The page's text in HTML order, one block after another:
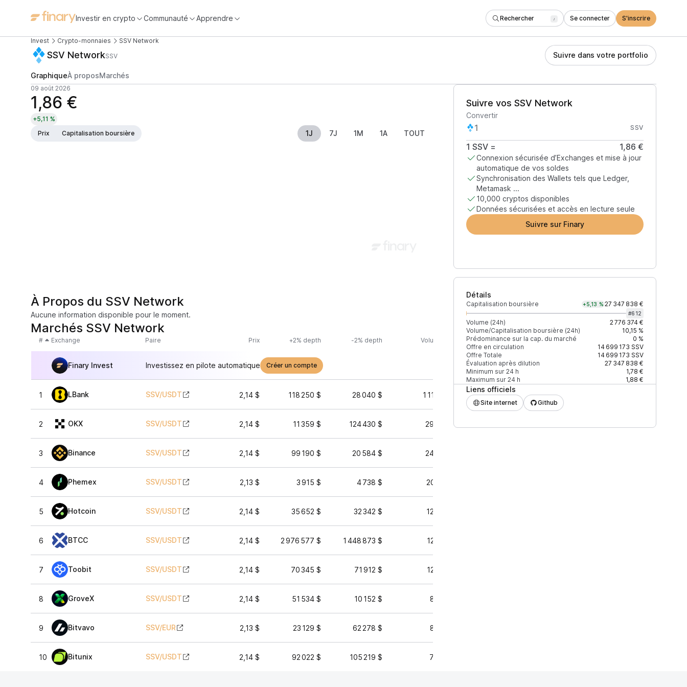
Investir en crypto Communauté Apprendre Rechercher / Se connecter S'inscrire
Invest Crypto-monnaies SSV Network
SSV NetworkSSV Suivre dans votre portfolio
GraphiqueÀ proposMarchés
09 août 2026
1,86 €
+5,11 %
Prix
Capitalisation boursière 1J 7J 1M 1A TOUT
Suivre vos SSV Network
Convertir
SSV
1 SSV= 1,86 €
Connexion sécurisée d’Exchanges et mise à jour
automatique de vos soldes
Synchronisation des Wallets tels que Ledger,
Metamask ...
10,000 cryptos disponibles
Données sécurisées et accès en lecture seule
Suivre sur Finary
Détails
Capitalisation boursière +5,13 % 27 347 838 €
#612
Volume (24h)
2 776 374 €
Volume/Capitalisation boursière (24h)
10,15 %
Prédominance sur la cap. du marché
0 %
Offre en circulation
14 699 173 SSV
Offre Totale
14 699 173 SSV
Évaluation après dilution
27 347 838 €
Minimum sur 24 h
1,78 €
Maximum sur 24 h
1,88 €
Liens officiels
Site internet Github
À Propos du SSV Network
Aucune information disponible pour le moment.
Marchés SSV Network
# Exchange Paire Prix +2% depth -2% depth Volume (24h) % du volume Confiance Mis à jour
Finary Invest Investissez en pilote automatique Créer un compte
1 LBank SSV/USDT 2,14 $ 118 250 $ 28 040 $ 1 113 797 $ 34,86 % ÉLEVÉE
2 OKX SSV/USDT 2,14 $ 11 359 $ 124 430 $ 294 084 $
3 Binance SSV/USDT 2,14 $ 99 190 $ 20 584 $ 249 078 $
4 Phemex SSV/USDT 2,13 $ 3 915 $ 4 738 $ 206 832 $
5 Hotcoin SSV/USDT 2,14 $ 35 652 $ 32 342 $ 129 467 $
6 BTCC SSV/USDT 2,14 $ 2 976 577 $ 1 448 873 $ 124 539 $
7 Toobit SSV/USDT 2,14 $ 70 345 $ 71 912 $ 122 784 $
8 GroveX SSV/USDT 2,14 $ 51 534 $ 10 152 $ 87 930 $
9 Bitvavo SSV/EUR 2,13 $ 23 129 $ 62 278 $ 82 880 $
10 Bitunix SSV/USDT 2,14 $ 92 022 $ 105 219 $ 79 898 $